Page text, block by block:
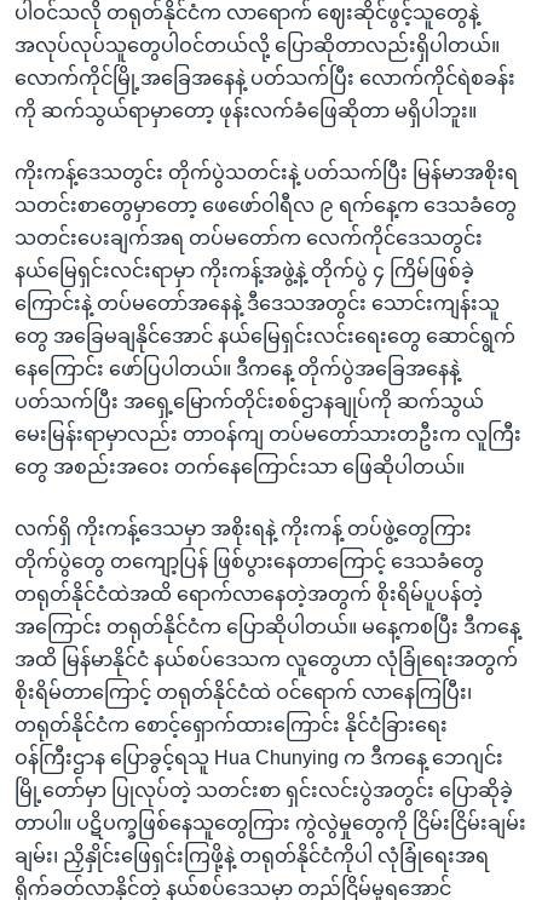
ပါဝင်သလို တရုတ်နိုင်ငံက လာရောက် ဈေးဆိုင်ဖွင့်သူတွေနဲ့
အလုပ်လုပ်သူတွေပါဝင်တယ်လို့ ပြောဆိုတာလည်းရှိပါတယ်။
လောက်ကိုင်မြို့အခြေအနေနဲ့ ပတ်သက်ပြီး လောက်ကိုင်ရဲစခန်း
ကို ဆက်သွယ်ရာမှာတော့ ဖုန်းလက်ခံဖြေဆိုတာ မရှိပါဘူး။
ကိုးကန့်ဒေသတွင်း တိုက်ပွဲသတင်းနဲ့ ပတ်သက်ပြီး မြန်မာအစိုးရ
သတင်းစာတွေမှာတော့ ဖေဖော်ဝါရီလ ၉ ရက်နေ့က ဒေသခံတွေ
သတင်းပေးချက်အရ တပ်မတော်က လေက်ကိုင်ဒေသတွင်း
နယ်မြေရှင်းလင်းရာမှာ ကိုးကန့်အဖွဲ့နဲ့ တိုက်ပွဲ ၄ ကြိမ်ဖြစ်ခဲ့
ကြောင်းနဲ့ တပ်မတော်အနေနဲ့ ဒီဒေသအတွင်း သောင်းကျန်းသူ
တွေ အခြေမချနိုင်အောင် နယ်မြေရှင်းလင်းရေးတွေ ဆောင်ရွက်
နေကြောင်း ဖော်ပြပါတယ်။ ဒီကနေ့ တိုက်ပွဲအခြေအနေနဲ့
ပတ်သက်ပြီး အရှေ့မြောက်တိုင်းစစ်ဌာနချုပ်ကို ဆက်သွယ်
မေးမြန်းရာမှာလည်း တာဝန်ကျ တပ်မတော်သားတဦးက လူကြီး
တွေ အစည်းအဝေး တက်နေကြောင်းသာ ဖြေဆိုပါတယ်။
လက်ရှိ ကိုးကန့်ဒေသမှာ အစိုးရနဲ့ ကိုးကန့် တပ်ဖွဲ့တွေကြား
တိုက်ပွဲတွေ တကျော့ပြန် ဖြစ်ပွားနေတာကြောင့် ဒေသခံတွေ
တရုတ်နိုင်ငံထဲအထိ ရောက်လာနေတဲ့အတွက် စိုးရိမ်ပူပန်တဲ့
အကြောင်း တရုတ်နိုင်ငံက ပြောဆိုပါတယ်။ မနေ့ကစပြီး ဒီကနေ့
အထိ မြန်မာနိုင်ငံ နယ်စပ်ဒေသက လူတွေဟာ လုံခြုံရေးအတွက်
စိုးရိမ်တာကြောင့် တရုတ်နိုင်ငံထဲ ဝင်ရောက် လာနေကြပြီး၊
တရုတ်နိုင်ငံက စောင့်ရှောက်ထားကြောင်း နိုင်ငံခြားရေး
ဝန်ကြီးဌာန ပြောခွင့်ရသူ Hua Chunying က ဒီကနေ့ ဘေဂျင်း
မြို့တော်မှာ ပြုလုပ်တဲ့ သတင်းစာ ရှင်းလင်းပွဲအတွင်း ပြောဆိုခဲ့
တာပါ။ ပဋိပက္ခဖြစ်နေသူတွေကြား ကွဲလွဲမှုတွေကို ငြိမ်းငြိမ်းချမ်း
ချမ်း၊ ညှိနှိုင်းဖြေရှင်းကြဖို့နဲ့ တရုတ်နိုင်ငံကိုပါ လုံခြုံရေးအရ
ရိုက်ခတ်လာနိုင်တဲ့ နယ်စပ်ဒေသမှာ တည်ငြိမ်မှုရအောင်